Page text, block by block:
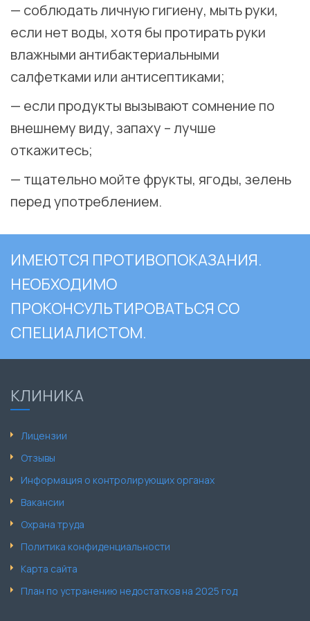
— соблюдать личную гигиену, мыть руки,
если нет воды, хотя бы протирать руки
влажными антибактериальными
салфетками или антисептиками;
— если продукты вызывают сомнение по
внешнему виду, запаху – лучше
откажитесь;
— тщательно мойте фрукты, ягоды, зелень
перед употреблением.
ИМЕЮТСЯ ПРОТИВОПОКАЗАНИЯ.
НЕОБХОДИМО
ПРОКОНСУЛЬТИРОВАТЬСЯ СО
СПЕЦИАЛИСТОМ.
КЛИНИКА
Лицензии
Отзывы
Информация о контролирующих органах
Вакансии
Охрана труда
Политика конфиденциальности
Карта сайта
План по устранению недостатков на 2025 год